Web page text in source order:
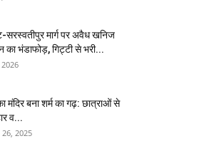
सरस्वतीपुर मार्ग पर अवैध खनिज
का भंडाफोड़, गिट्टी से भरी...
मंदिर बना शर्म का गढ़: छात्राओं से
व...
2025